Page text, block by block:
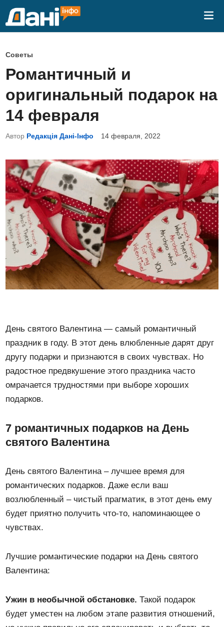
О
п
у
б
л
и
к
в
а
н
о
в
Советы
Романтичный и
оригинальный подарок на
14 февраля
Автор Редакція Дані-Інфо 14 февраля, 2022
День святого Валентина — самый романтичный
праздник в году. В этот день влюбленные дарят друг
другу подарки и признаются в своих чувствах. Но
радостное предвкушение этого праздника часто
омрачается трудностями при выборе хороших
подарков.
7 романтичных подарков на День
святого Валентина
День святого Валентина – лучшее время для
романтических подарков. Даже если ваш
возлюбленный – чистый прагматик, в этот день ему
будет приятно получить что-то, напоминающее о
чувствах.
Лучшие романтические подарки на День святого
Валентина:
Ужин в необычной обстановке. Такой подарок
будет уместен на любом этапе развития отношений,